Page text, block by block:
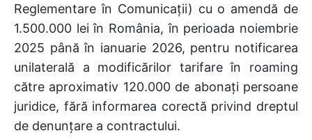
Reglementare în Comunicații) cu o amendă de
1.500.000 lei în România, în perioada noiembrie
2025 până în ianuarie 2026, pentru notificarea
unilaterală a modificărilor tarifare în roaming
către aproximativ 120.000 de abonați persoane
juridice, fără informarea corectă privind dreptul
de denunțare a contractului.